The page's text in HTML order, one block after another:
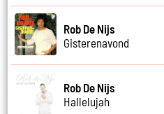
Rob De Nijs
Gisterenavond
Rob De Nijs
Hallelujah